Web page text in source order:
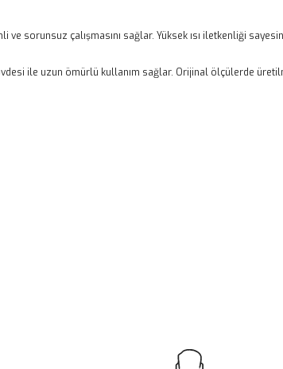
ve sorunsuz çalışmasını sağlar. Yüksek ısı iletkenliği
ile uzun ömürlü kullanım sağlar. Orijinal ölçülerde